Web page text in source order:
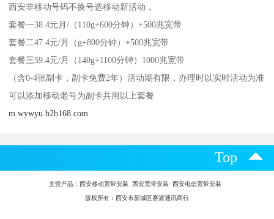
西安非移动号码不换号选移动新活动，
套餐一38.4元月/（110g+600分钟）+500兆宽带
套餐二47.4元/月（g+800分钟）+500兆宽带
套餐三59.4元/月（140g+1100分钟）1000兆宽带
（含0-4张副卡，副卡免费2年）活动期有限，办理时以实时活动为准
可以添加移动老号为副卡共用以上套餐
m.wywyu.b2b168.com
Top
主营产品： 西安移动宽带安装 西安宽带安装 西安电信宽带安装
版权所有：西安市新城区赛派通讯商行